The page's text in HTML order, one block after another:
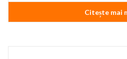
Citește mai